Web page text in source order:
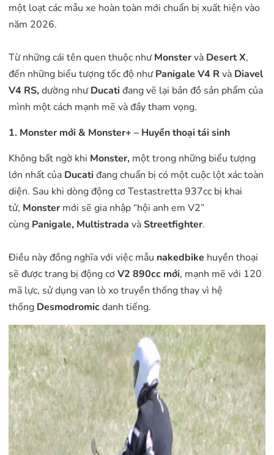
một loạt các mẫu xe hoàn toàn mới chuẩn bị xuất hiện vào
năm 2026.
Từ những cái tên quen thuộc nhưMonstervà Desert X,
đến những biểu tượng tốc độ nhưPanigale V4 R và Diavel
V4 RS,dường nhưDucatiđang vẽ lại bản đồ sản phẩm của
mình một cách mạnh mẽ và đầy tham vọng.
1. Monster mới & Monster+ – Huyền thoại tái sinh
Không bất ngờ khi Monster, một trong những biểu tượng
lớn nhất của Ducatiđang chuẩn bị có một cuộc lột xác toàn
diện. Sau khi dòng động cơ Testastretta 937cc bị khai
tử, Monster mới sẽ gia nhập “hội anh em V2”
cùng Panigale, Multistrada vàStreetfighter.
Điều này đồng nghĩa với việc mẫu nakedbike huyền thoại
sẽ được trang bị động cơV2 890cc mới, mạnh mẽ với 120
mã lực, sử dụng van lò xo truyền thống thay vì hệ
thống Desmodromicdanh tiếng.